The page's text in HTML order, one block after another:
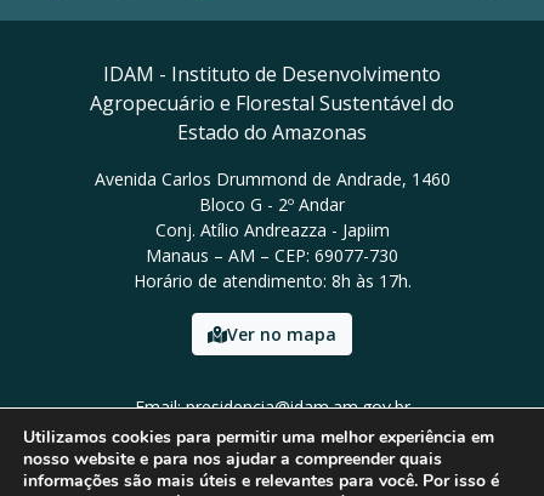
IDAM - Instituto de Desenvolvimento
Agropecuário e Florestal Sustentável do
Estado do Amazonas
Avenida Carlos Drummond de Andrade, 1460
Bloco G - 2º Andar
Conj. Atílio Andreazza - Japiim
Manaus – AM – CEP: 69077-730
Horário de atendimento: 8h às 17h.
Ver no mapa
Email: presidencia@idam.am.gov.br
Tel: (92) 98452-9911
Utilizamos cookies para permitir uma melhor experiência em
nosso website e para nos ajudar a compreender quais
informações são mais úteis e relevantes para você. Por isso é